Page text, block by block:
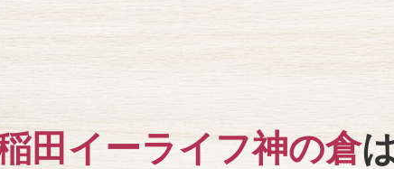
田イーライフ神の倉